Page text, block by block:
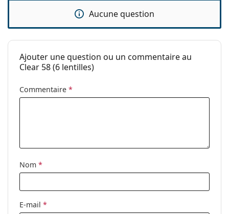
Oui
En silicone
hydrogel:
Non
Utilisation
Au moins 12 mois
endroit/envers:
Paquet
Fabriquant:
Aucune question
Ajouter une question ou un commentaire au
Clear 58 (6 lentilles)
Commentaire *
Nom *
E-mail *